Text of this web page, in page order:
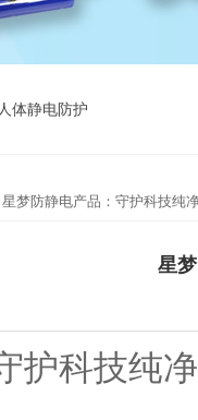
人体静电防护
星梦防静电产品：守护科技纯
星
护科技纯